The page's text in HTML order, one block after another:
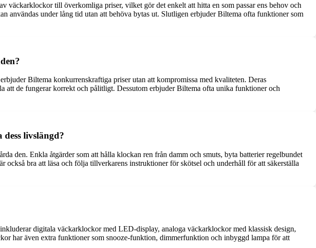
till överkomliga priser, vilket gör det enkelt att hitta en som passar ens behov och
användas under lång tid utan att behöva bytas ut. Slutligen erbjuder Biltema ofta funktioner som
Biltema konkurrenskraftiga priser utan att kompromissa med kvaliteten. Deras
att de fungerar korrekt och pålitligt. Dessutom erbjuder Biltema ofta unika funktioner och
livslängd?
den. Enkla åtgärder som att hålla klockan ren från damm och smuts, byta batterier regelbundet
bra att läsa och följa tillverkarens instruktioner för skötsel och underhåll för att säkerställa
digitala väckarklockor med LED-display, analoga väckarklockor med klassisk design,
har även extra funktioner som snooze-funktion, dimmerfunktion och inbyggd lampa för att